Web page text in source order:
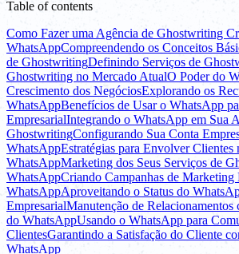
Table of contents
Como Fazer uma Agência de Ghostwriting
WhatsAppCompreendendo os Conceitos
de GhostwritingDefinindo Serviços de
Ghostwriting no Mercado AtualO Poder do
Crescimento dos NegóciosExplorando os
WhatsAppBenefícios de Usar o WhatsApp
EmpresarialIntegrando o WhatsApp em Sua
GhostwritingConfigurando Sua Conta
WhatsAppEstratégias para Envolver Clientes
WhatsAppMarketing dos Seus Serviços de
WhatsAppCriando Campanhas de Marketing
WhatsAppAproveitando o Status do
EmpresarialManutenção de Relacionamentos
do WhatsAppUsando o WhatsApp para
ClientesGarantindo a Satisfação do Cliente
WhatsApp